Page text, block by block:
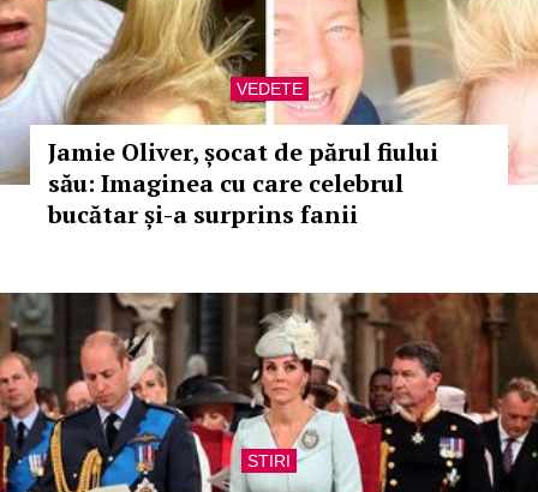
VEDETE
Jamie Oliver, șocat de părul fiului
său: Imaginea cu care celebrul
bucătar și-a surprins fanii
STIRI